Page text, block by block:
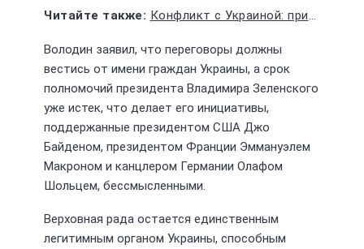
Конфликт с Украиной: призывы к перемирию и долгосрочные перспективы
Володин заявил, что переговоры должны
вестись от имени граждан Украины, а срок
полномочий президента Владимира Зеленского
уже истек, что делает его инициативы,
поддержанные президентом США Джо
Байденом, президентом Франции Эммануэлем
Макроном и канцлером Германии Олафом
Шольцем, бессмысленными.
Верховная рада остается единственным
легитимным органом Украины, способным